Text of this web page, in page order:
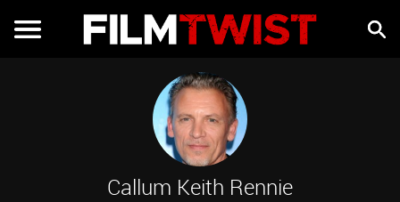
Callum Keith Rennie